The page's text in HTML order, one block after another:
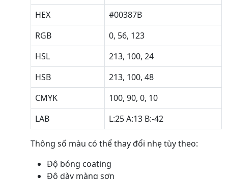
HEX
#00387B
RGB
0, 56, 123
HSL
213, 100, 24
HSB
213, 100, 48
CMYK
100, 90, 0, 10
LAB
L:25 A:13 B:-42
Thông số màu có thể thay đổi nhẹ tùy theo:
Độ bóng coating
Độ dày màng sơn